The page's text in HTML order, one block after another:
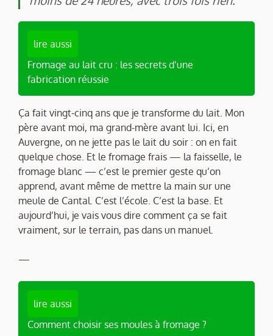
lire aussi
Fromage au lait cru : les secrets d’une
fabrication réussie
Ça fait vingt-cinq ans que je transforme du lait. Mon
père avant moi, ma grand-mère avant lui. Ici, en
Auvergne, on ne jette pas le lait du soir : on en fait
quelque chose. Et le fromage frais — la faisselle, le
fromage blanc — c’est le premier geste qu’on
apprend, avant même de mettre la main sur une
meule de Cantal. C’est l’école. C’est la base. Et
aujourd’hui, je vais vous dire comment ça se fait
vraiment, sur le terrain, pas dans un manuel.
—
lire aussi
Comment choisir ses moules à fromage ?